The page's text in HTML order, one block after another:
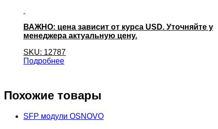
ВАЖНО: цена зависит от курса USD. Уточняйте у
менеджера актуальную цену.
SKU: 12787
Подробнее
Похожие товары
SFP модули OSNOVO